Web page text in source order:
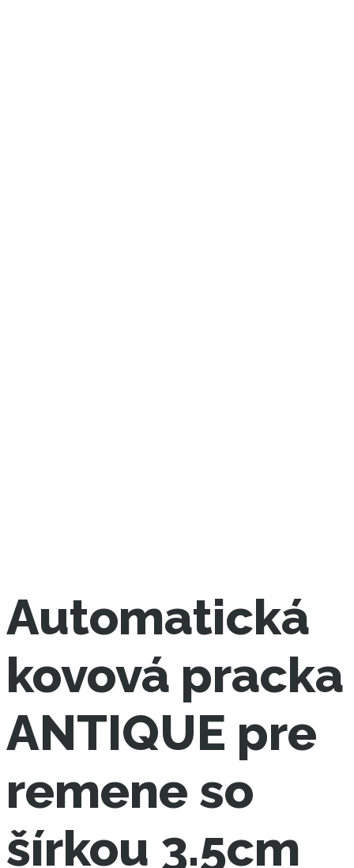
Automatická
kovová pracka
ANTIQUE pre
remene so
šírkou 3.5cm